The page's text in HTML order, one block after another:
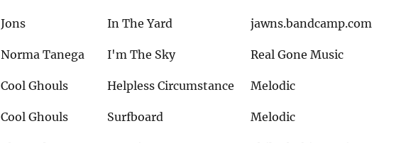
Jons In The Yard jawns.bandcamp.com
Norma Tanega I'm The Sky Real Gone Music
Cool Ghouls Helpless Circumstance Melodic
Cool Ghouls Surfboard Melodic